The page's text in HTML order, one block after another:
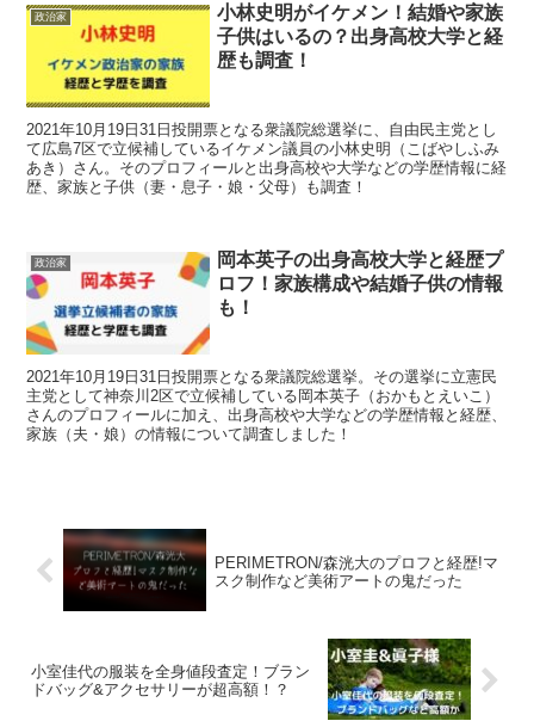
政治家
小林史明がイケメン！結婚や家族
子供はいるの？出身高校大学と経
歴も調査！
2021年10月19日31日投開票となる衆議院総選挙に、自由民主党とし
て広島7区で立候補しているイケメン議員の小林史明（こばやしふみ
あき）さん。そのプロフィールと出身高校や大学などの学歴情報に経
歴、家族と子供（妻・息子・娘・父母）も調査！
政治家
岡本英子の出身高校大学と経歴プ
ロフ！家族構成や結婚子供の情報
も！
2021年10月19日31日投開票となる衆議院総選挙。その選挙に立憲民
主党として神奈川2区で立候補している岡本英子（おかもとえいこ）
さんのプロフィールに加え、出身高校や大学などの学歴情報と経歴、
家族（夫・娘）の情報について調査しました！
PERIMETRON/森洸大のプロフと経歴!マ
スク制作など美術アートの鬼だった
小室佳代の服装を全身値段査定！ブラン
ドバッグ&アクセサリーが超高額！？